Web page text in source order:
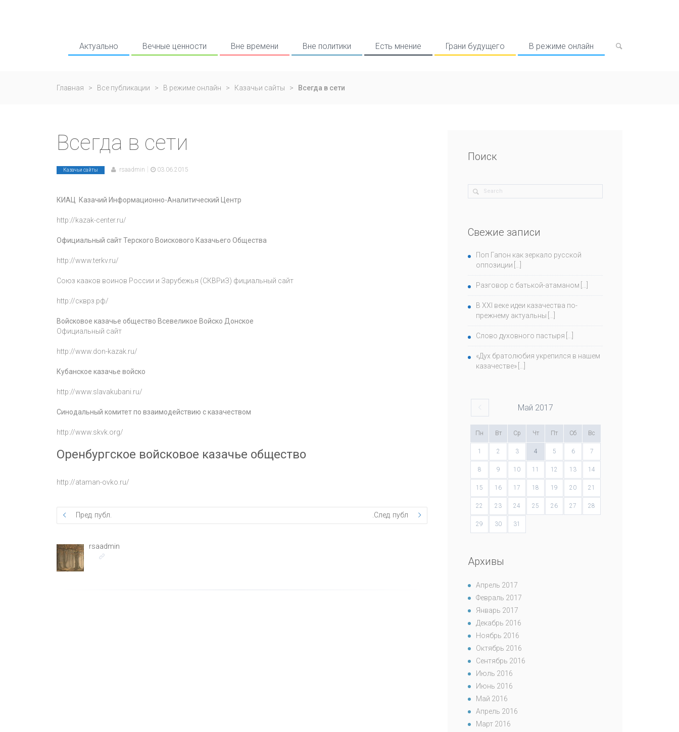
Актуально Вечные ценности Вне времени Вне политики Есть мнение Грани будущего В режиме онлайн
Главная > Все публикации > В режиме онлайн > Казачьи сайты > Всегда в сети
Всегда в сети
Казачьи сайты rsaadmin 03.06.2015
КИАЦ Казачий Информационно-Аналитический Центр
http://kazak-center.ru/
Официальный сайт Терского Воискового Казачьего Общества
http://www.terkv.ru/
Союз кааков воинов России и Зарубежья (СКВРиЗ) фициальный сайт
http://скврз.рф/
Войсковое казачье общество Всевеликое Войско Донское
Официальный сайт
http://www.don-kazak.ru/
Кубанское казачье войско
http://www.slavakubani.ru/
Синодальный комитет по взаимодействию с казачеством
http://www.skvk.org/
Оренбургское войсковое казачье общество
http://ataman-ovko.ru/
Пред. публ. След. публ.
rsaadmin
Поиск
Свежие записи
Поп Гапон как зеркало русской
оппозиции
Разговор с батькой-атаманом
В ХХI веке идеи казачества по-
прежнему актуальны
Слово духовного пастыря
«Дух братолюбия укрепился в нашем
казачестве»
Май 2017
Пн Вт Ср Чт Пт Сб Вс
1 2 3 4 5 6 7
8 9 10 11 12 13 14
15 16 17 18 19 20 21
22 23 24 25 26 27 28
29 30 31
Архивы
Апрель 2017
Февраль 2017
Январь 2017
Декабрь 2016
Ноябрь 2016
Октябрь 2016
Сентябрь 2016
Июль 2016
Июнь 2016
Май 2016
Апрель 2016
Март 2016